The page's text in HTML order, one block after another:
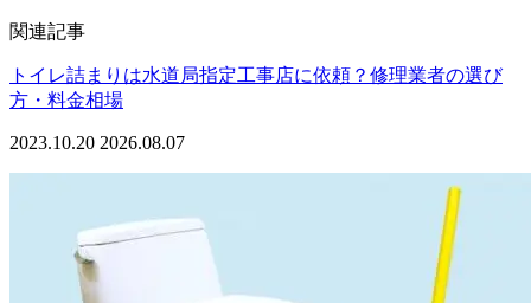
関連記事
トイレ詰まりは水道局指定工事店に依頼？修理業者の選び
方・料金相場
2023.10.20 2026.08.07